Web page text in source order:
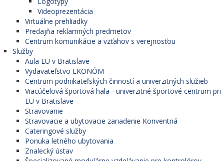
Videoprezentácia
Virtuálne prehliadky
Predajňa reklamných predmetov
Centrum komunikácie a vzťahov s verejnosťou
Služby
Aula EU v Bratislave
Vydavateľstvo EKONÓM
Centrum podnikateľských činností a univerzitných služieb
Viacúčelová športová hala - univerzitné športové centrum pri
EU v Bratislave
Stravovanie
Stravovacie a ubytovacie zariadenie Konventná
Cateringové služby
Ponuka letného ubytovania
Znalecký ústav